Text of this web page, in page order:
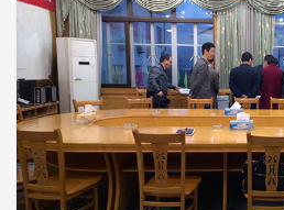
实中看，我们的四周都充满了神秘
物，甚至是一个物件的背后，都
这些神明都可以用来被恐惧或崇